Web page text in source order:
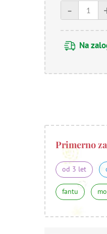
-
Na
Primerno za
od 3 let
fantu